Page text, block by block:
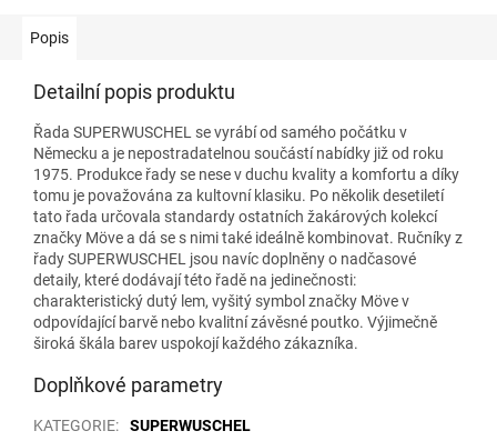
Popis
Detailní popis produktu
Řada SUPERWUSCHEL se vyrábí od samého počátku v
Německu a je nepostradatelnou součástí nabídky již od roku
1975. Produkce řady se nese v duchu kvality a komfortu a díky
tomu je považována za kultovní klasiku. Po několik desetiletí
tato řada určovala standardy ostatních žakárových kolekcí
značky Möve a dá se s nimi také ideálně kombinovat. Ručníky z
řady SUPERWUSCHEL jsou navíc doplněny o nadčasové
detaily, které dodávají této řadě na jedinečnosti:
charakteristický dutý lem, vyšitý symbol značky Möve v
odpovídající barvě nebo kvalitní závěsné poutko. Výjimečně
široká škála barev uspokojí každého zákazníka.
Doplňkové parametry
KATEGORIE:
SUPERWUSCHEL